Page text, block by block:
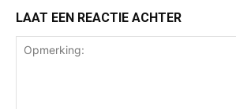
LAAT EEN REACTIE ACHTER